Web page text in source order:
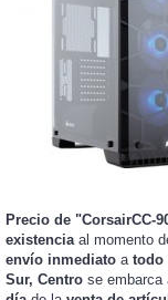
Precio de "CorsairCC-
existenciaal momento
envío inmediato a todo
Sur, Centro se embarca